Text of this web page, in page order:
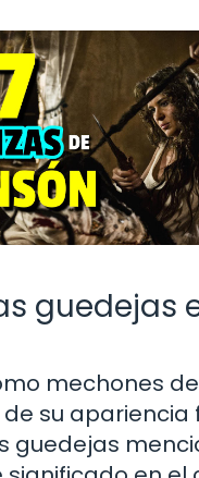
guedejas
mechones
su